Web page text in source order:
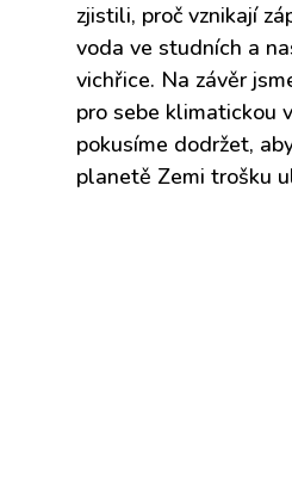
zjistili, proč vznikají
voda ve studních a
vichřice. Na závěr
pro sebe klimatickou
pokusíme dodržet,
planetě Zemi trošku